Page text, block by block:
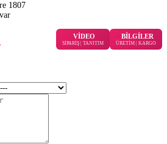
1807
VİDEO
SİPARİŞ | TANITIM
BİLGİLER
ÜRETİM | KARGO